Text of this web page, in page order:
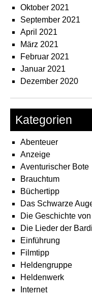
Oktober 2021
September 2021
April 2021
März 2021
Februar 2021
Januar 2021
Dezember 2020
Kategorien
Abenteuer
Anzeige
Aventurischer Bote
Brauchtum
Büchertipp
Das Schwarze
Die Geschichte
Die Lieder der
Einführung
Filmtipp
Heldengruppe
Heldenwerk
Internet